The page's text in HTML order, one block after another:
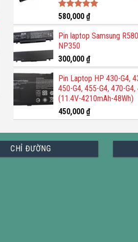
Được xếp
hạng5.00
5 sao
580,000 ₫
Pin laptop Samsung
NP350
300,000 ₫
Pin Laptop HP 430-G4,
450-G4, 455-G4, 470-
(11.4V-4210mAh-48Wh)
450,000 ₫
CHỈ ĐƯỜNG